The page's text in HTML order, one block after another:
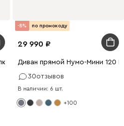
Розовый
-8% по промокоду
29 990
Диван прямой Нумо-Мини 120
30отзывов
В наличии: 6 шт.
+100